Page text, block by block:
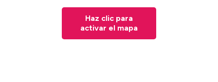
Haz clic para
activar el mapa